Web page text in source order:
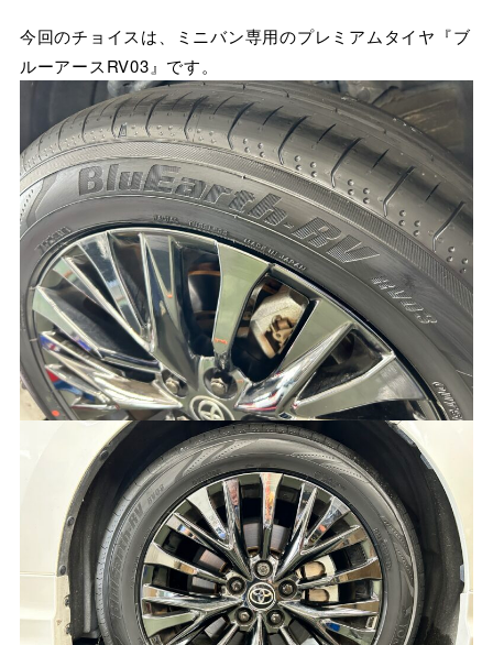
今回のチョイスは、ミニバン専用のプレミアムタイヤ『ブ
ルーアースRV03』です。